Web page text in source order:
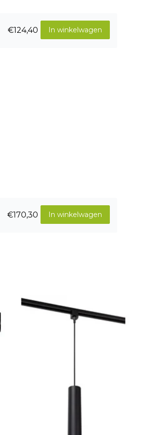
In winkelwagen
€124,40
In winkelwagen
€170,30